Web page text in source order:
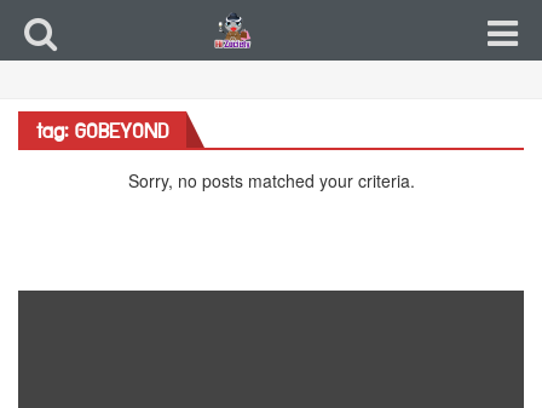
tag: GOBEYOND
Sorry, no posts matched your criteria.